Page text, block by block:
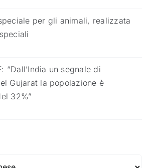
per gli animali, realizzata
“Dall’India un segnale di
Gujarat la popolazione è
32%”